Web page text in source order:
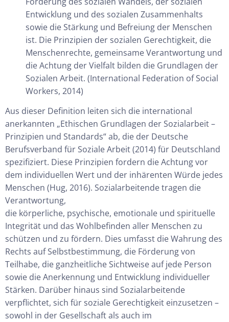
Entwicklung und des sozialen Zusammenhalts
sowie die Stärkung und Befreiung der Menschen
ist. Die Prinzipien der sozialen Gerechtigkeit, die
Menschenrechte, gemeinsame Verantwortung und
die Achtung der Vielfalt bilden die Grundlagen der
Sozialen Arbeit. (International Federation of Social
Workers, 2014)
Aus dieser Definition leiten sich die international
anerkannten „Ethischen Grundlagen der Sozialarbeit –
Prinzipien und Standards“ ab, die der Deutsche
Berufsverband für Soziale Arbeit (2014) für Deutschland
spezifiziert. Diese Prinzipien fordern die Achtung vor
dem individuellen Wert und der inhärenten Würde jedes
Menschen (Hug, 2016). Sozialarbeitende tragen die
Verantwortung,
die körperliche, psychische, emotionale und spirituelle
Integrität und das Wohlbefinden aller Menschen zu
schützen und zu fördern. Dies umfasst die Wahrung des
Rechts auf Selbstbestimmung, die Förderung von
Teilhabe, die ganzheitliche Sichtweise auf jede Person
sowie die Anerkennung und Entwicklung individueller
Stärken. Darüber hinaus sind Sozialarbeitende
verpflichtet, sich für soziale Gerechtigkeit einzusetzen –
sowohl in der Gesellschaft als auch im